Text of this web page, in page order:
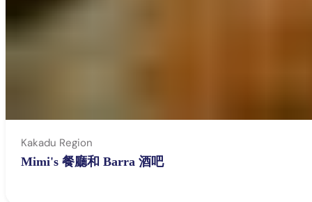
Kakadu Region
Mimi's 餐廳和 Barra 酒吧